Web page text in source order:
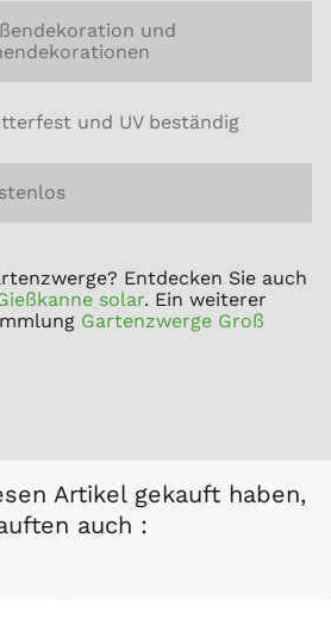
und
und UV beständig
Entdecken Sie auch
solar. Ein weiterer
Gartenzwerge Groß
Artikel gekauft haben,
auch :